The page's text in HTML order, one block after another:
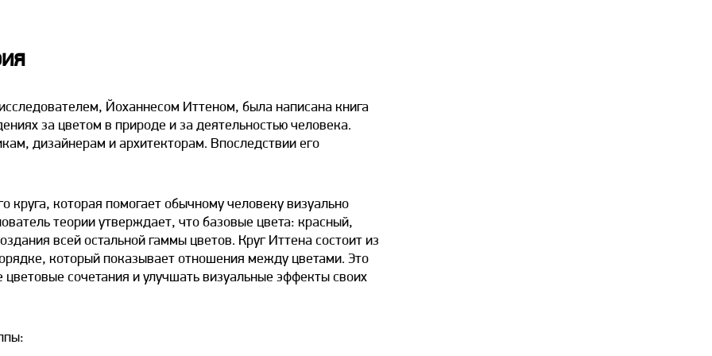
Йоханнесом Иттеном, была написана книга
за цветом в природе и за деятельностью человека.
дизайнерам и архитекторам. Впоследствии его
круга, которая помогает обычному человеку визуально
теории утверждает, что базовые цвета: красный,
всей остальной гаммы цветов. Круг Иттена состоит из
который показывает отношения между цветами. Это
сочетания и улучшать визуальные эффекты своих